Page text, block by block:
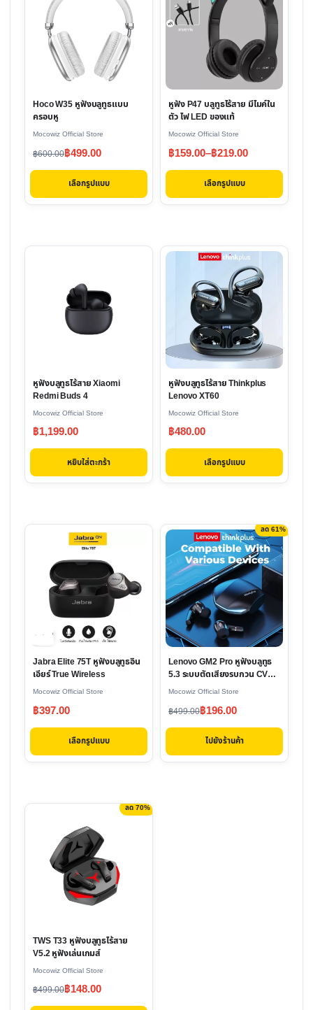
Hoco W35 หูฟัง​บลูทูธ​แบบ
ครอบหู
Mocowiz Official Store
฿600.00
Original
price
฿600.00.
฿499.00
Current
price
฿499.00.
เลือกรูปแบบ
has
multiple
variants.
may
on
the
product
หูฟัง P47 บลูทูธไร้สาย มีไมค์ใน
ตัว ไฟ LED ของแท้
Mocowiz Official Store
฿159.00–฿219.00
Price
range:
through
เลือกรูปแบบ
has
multiple
variants.
options
may
chosen
on
the
product
หูฟังบลูทูธไร้สาย Xiaomi
Redmi Buds 4
Mocowiz Official Store
฿1,199.00
หยิบใส่ตะกร้า
หูฟังบลูทูธไร้สาย Thinkplus
Lenovo XT60
Mocowiz Official Store
฿480.00
เลือกรูปแบบ
This
product
multiple
variants.
The
options
may
chosen
on
product
Jabra Elite 75T หูฟังบลูทูธอิน
เอียร์ True Wireless
Mocowiz Official Store
฿397.00
เลือกรูปแบบ
product
multiple
variants.
options
may
chosen
on
the
product
ลด 61%
Lenovo GM2 Pro หูฟังบลูทูธ
5.3 ระบบตัดเสียงรบกวน CVC
6.0
Mocowiz Official Store
฿499.00
Original
price
฿499.00.
฿196.00
Current
price
฿196.00.
ไปยังร้านค้า
ลด 70%
TWS T33 หูฟังบลูทูธไร้สาย
V5.2 หูฟังเล่นเกมส์
Mocowiz Official Store
฿499.00
Original
price
฿148.00
Current
price